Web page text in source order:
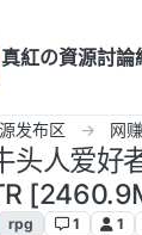
真紅の資源討論
发布区 网
头人爱好
rpg 1 1